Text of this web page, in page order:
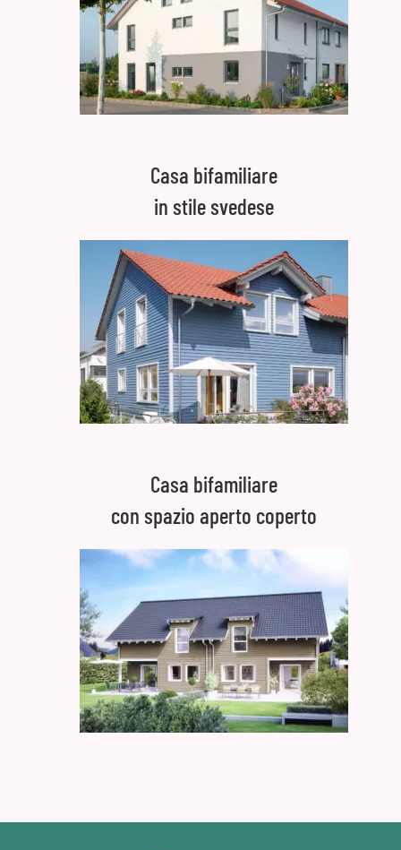
Casa bifamiliare
in stile svedese
Casa bifamiliare
con spazio aperto coperto